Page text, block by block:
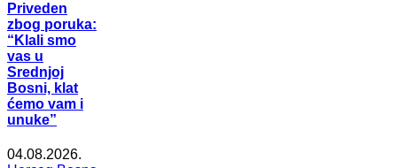
Priveden
zbog poruka:
“Klali smo
vas u
Srednjoj
Bosni, klat
ćemo vam i
unuke”
04.08.2026.